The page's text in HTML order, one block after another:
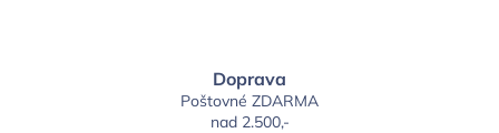
Doprava
Poštovné ZDARMA
nad 2.500,-